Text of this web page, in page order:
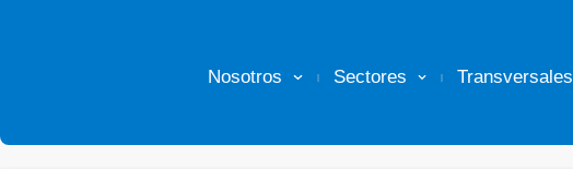
Nosotros Sectores Transversales